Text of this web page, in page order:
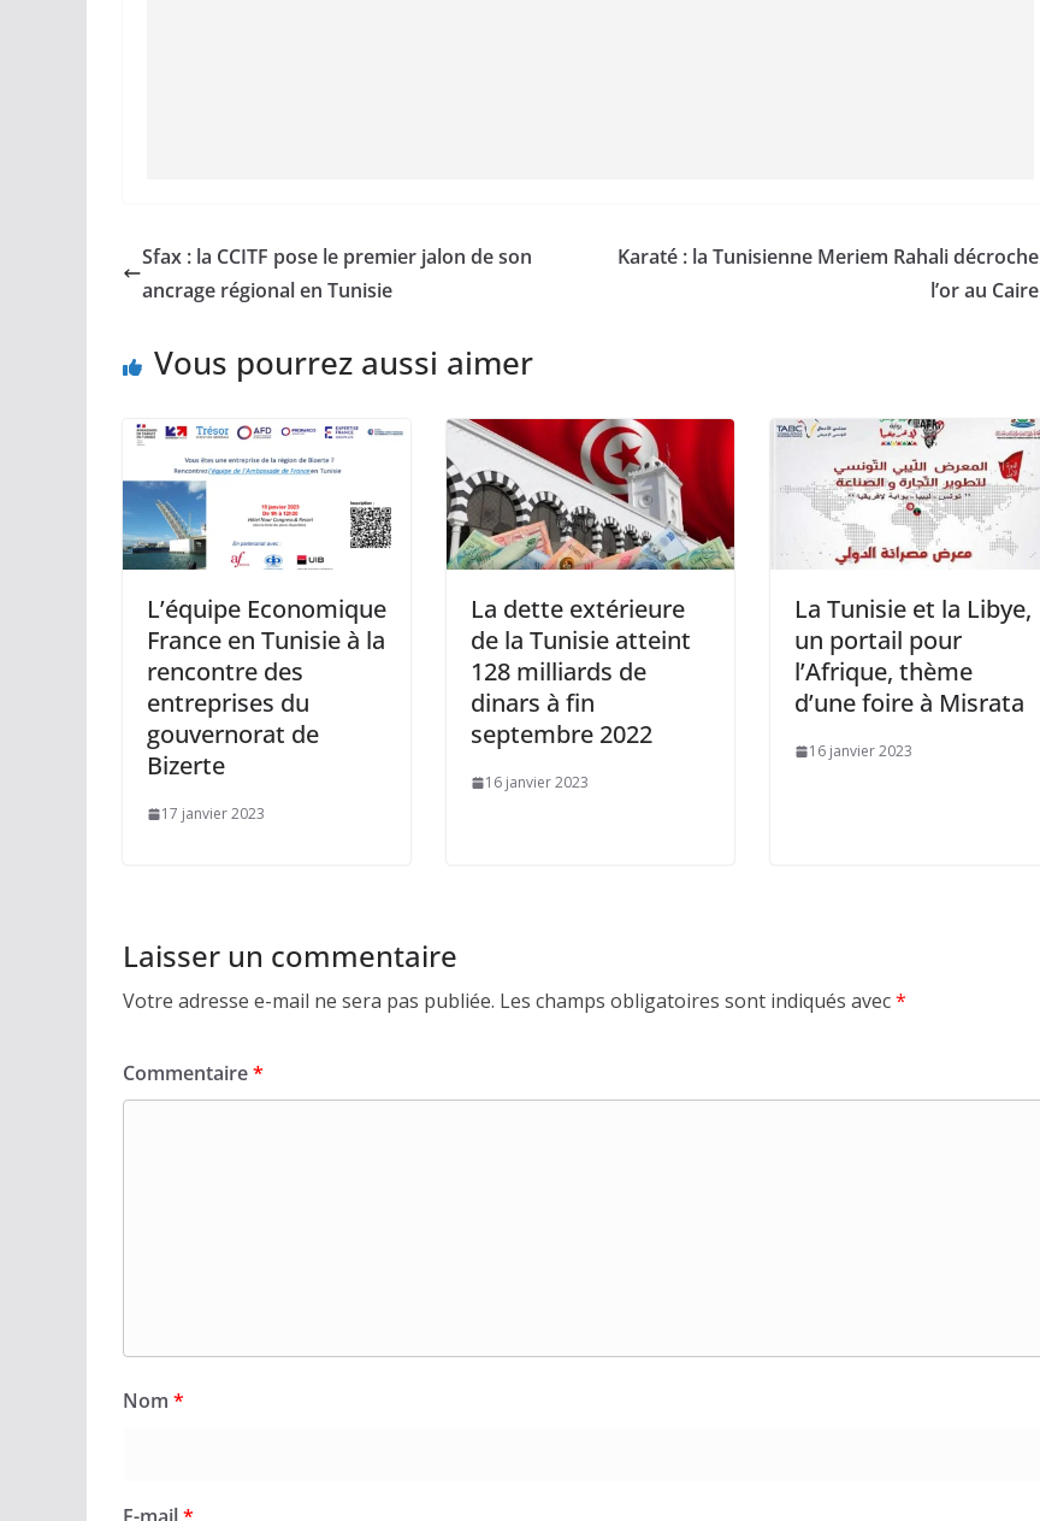
Sfax : la CCITF pose le premier jalon de son
ancrage régional en Tunisie
Karaté : la Tunisienne Meriem Rahali décroche
l’or au Caire
Vous pourrez aussi aimer
L’équipe Economique
France en Tunisie à la
rencontre des
entreprises du
gouvernorat de
Bizerte
17 janvier 2023
La dette extérieure
de la Tunisie atteint
128 milliards de
dinars à fin
septembre 2022
16 janvier 2023
La Tunisie et la Libye,
un portail pour
l’Afrique, thème
d’une foire à Misrata
16 janvier 2023
Laisser un commentaire
Votre adresse e-mail ne sera pas publiée. Les champs obligatoires sont indiqués avec*
Commentaire*
Nom *